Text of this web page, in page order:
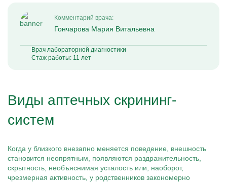
Комментарий врача:
Гончарова Мария Витальевна
Врач лабораторной диагностики
Стаж работы: 11 лет
Виды аптечных скрининг-
систем
Когда у близкого внезапно меняется поведение, внешность
становится неопрятным, появляются раздражительность,
скрытность, необъяснимая усталость или, наоборот,
чрезмерная активность, у родственников закономерно